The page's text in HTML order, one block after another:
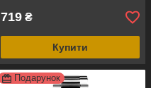
719 ₴
Купити
Подарунок